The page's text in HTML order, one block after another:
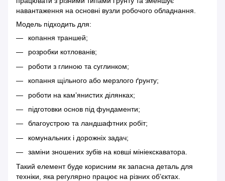
навантаження на основні вузли робочого обладнання.
Модель підходить для:
копання траншей;
розробки котлованів;
роботи з глиною та суглинком;
копання щільного або мерзлого ґрунту;
роботи на кам’янистих ділянках;
підготовки основ під фундаменти;
благоустрою та ландшафтних робіт;
комунальних і дорожніх задач;
заміни зношених зубів на ковші мініекскаватора.
Такий елемент буде корисним як запасна деталь для
техніки, яка регулярно працює на різних об’єктах.